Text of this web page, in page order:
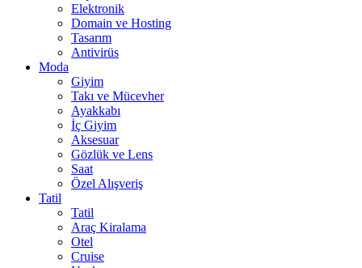
Elektronik
Domain ve Hosting
Tasarım
Antivirüs
Moda
Giyim
Takı ve Mücevher
Ayakkabı
İç Giyim
Aksesuar
Gözlük ve Lens
Saat
Özel Alışveriş
Tatil
Tatil
Araç Kiralama
Otel
Cruise